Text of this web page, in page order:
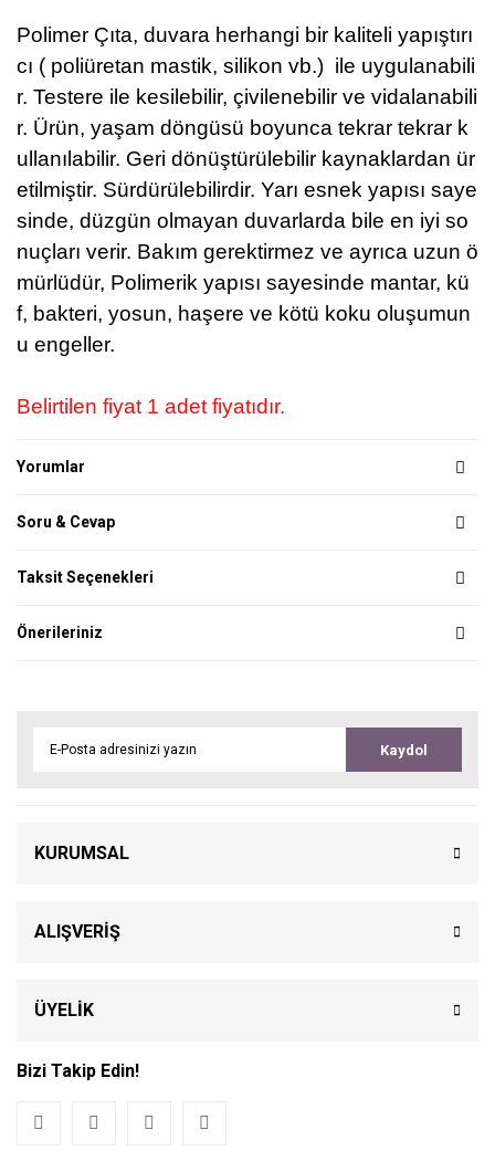
Polimer Çıta, duvara herhangi bir kaliteli yapıştırı
cı ( poliüretan mastik, silikon vb.) ile uygulanabili
r. Testere ile kesilebilir, çivilenebilir ve vidalanabili
r. Ürün, yaşam döngüsü boyunca tekrar tekrar k
ullanılabilir. Geri dönüştürülebilir kaynaklardan ür
etilmiştir. Sürdürülebilirdir. Yarı esnek yapısı saye
sinde, düzgün olmayan duvarlarda bile en iyi so
nuçları verir. Bakım gerektirmez ve ayrıca uzun ö
mürlüdür, Polimerik yapısı sayesinde mantar, kü
f, bakteri, yosun, haşere ve kötü koku oluşumun
u engeller.
Belirtilen fiyat 1 adet fiyatıdır.
Yorumlar
Soru & Cevap
Taksit Seçenekleri
Önerileriniz
Kaydol
KURUMSAL
ALIŞVERİŞ
ÜYELİK
Bizi Takip Edin!